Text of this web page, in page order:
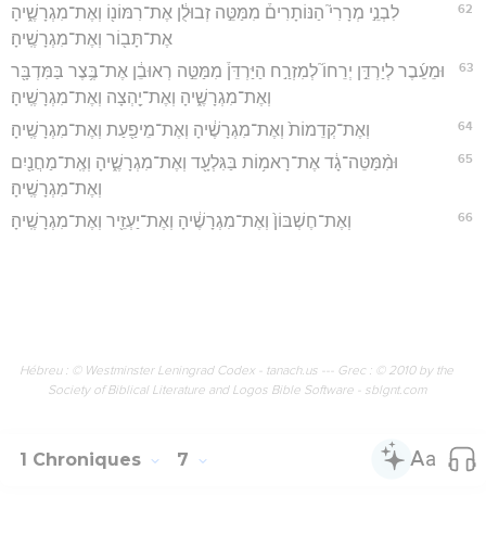
62
לִבְנֵ֣י מְרָרִי֮ הַנּוֹתָרִים֒ מִמַּטֵּ֣ה זְבוּלֻ֔ן אֶת־רִמּוֹנ֖וֹ וְאֶת־מִגְרָשֶׁ֑יהָ
אֶת־תָּב֖וֹר וְאֶת־מִגְרָשֶֽׁיהָ׃
63
וּמֵעֵ֜בֶר לְיַרְדֵּ֣ן יְרֵחוֹ֮ לְמִזְרַ֣ח הַיַּרְדֵּן֒ מִמַּטֵּ֣ה רְאוּבֵ֔ן אֶת־בֶּ֥צֶר בַּמִּדְבָּ֖ר
וְאֶת־מִגְרָשֶׁ֑יהָ וְאֶת־יַ֖הְצָה וְאֶת־מִגְרָשֶֽׁיהָ׃
64 וְאֶת־קְדֵמוֹת֙ וְאֶת־מִגְרָשֶׁ֔יהָ וְאֶת־מֵיפַ֖עַת וְאֶת־מִגְרָשֶֽׁיהָ׃
65
וּמִ֨מַּטֵּה־גָ֔ד אֶת־רָאמ֥וֹת בַּגִּלְעָ֖ד וְאֶת־מִגְרָשֶׁ֑יהָ וְאֶֽת־מַחֲנַ֖יִם
וְאֶת־מִגְרָשֶֽׁיהָ׃
66 וְאֶת־חֶשְׁבּוֹן֙ וְאֶת־מִגְרָשֶׁ֔יהָ וְאֶת־יַעְזֵ֖יר וְאֶת־מִגְרָשֶֽׁיהָ׃
Hébreu : © Westminster Leningrad Codex - tanach.us --- Grec : © 2010 by the
Society of Biblical Literature and Logos Bible Software - sblgnt.com
1 Chroniques 7